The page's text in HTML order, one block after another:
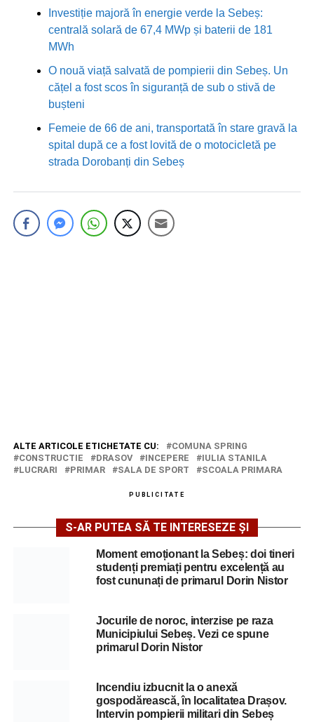
Investiție majoră în energie verde la Sebeș:
centrală solară de 67,4 MWp și baterii de 181
MWh
O nouă viață salvată de pompierii din Sebeș. Un
cățel a fost scos în siguranță de sub o stivă de
bușteni
Femeie de 66 de ani, transportată în stare gravă la
spital după ce a fost lovită de o motocicletă pe
strada Dorobanți din Sebeș
ALTE ARTICOLE ETICHETATE CU:
COMUNA SPRING
CONSTRUCTIE
DRASOV INCEPERE
IULIA STANILA
LUCRARI
PRIMAR SALA DE SPORT SCOALA PRIMARA
PUBLICITATE
S-AR PUTEA SĂ TE INTERESEZE ȘI
Moment emoționant la Sebeș: doi tineri
studenți premiați pentru excelență au
fost cununați de primarul Dorin Nistor
Jocurile de noroc, interzise pe raza
Municipiului Sebeș. Vezi ce spune
primarul Dorin Nistor
Incendiu izbucnit la o anexă
gospodărească, în localitatea Drașov.
Intervin pompierii militari din Sebeș